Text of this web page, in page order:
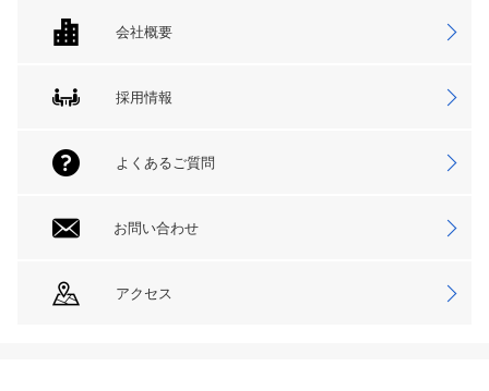
会社概要
採用情報
よくあるご質問
お問い合わせ
アクセス